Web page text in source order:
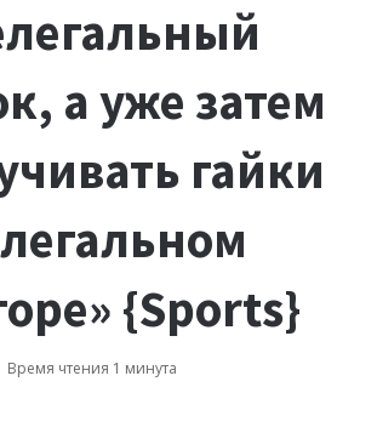
а уже затем
гайки
{Sports}
Время чтения 1 минута